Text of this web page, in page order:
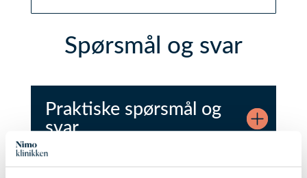
Spørsmål og svar
Praktiske spørsmål og
svar